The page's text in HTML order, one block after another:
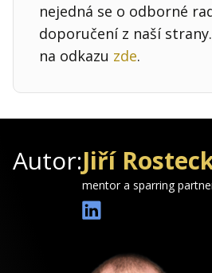
nejedná se o odborné
doporučení z naší
na odkazu zde.
Autor:Jiří
mentor a sparring